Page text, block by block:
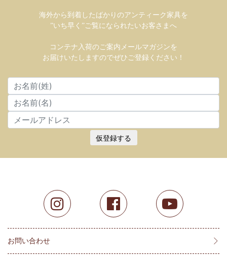
海外から到着したばかりのアンティーク家具を
”いち早く”ご覧になられたいお客さまへ
コンテナ入荷のご案内メールマガジンを
お届けいたしますのでぜひご登録ください！
仮登録する
お問い合わせ